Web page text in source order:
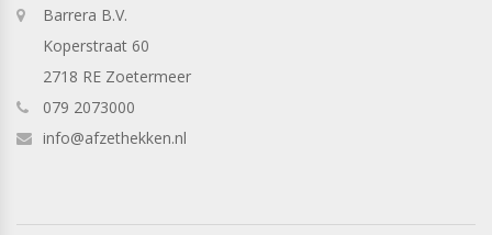
Barrera B.V.
Koperstraat 60
2718 RE Zoetermeer
079 2073000
info@afzethekken.nl